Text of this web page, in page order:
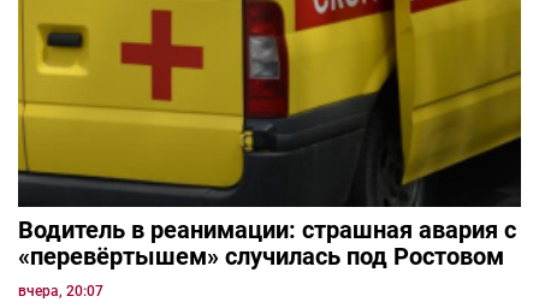
Водитель в реанимации: страшная авария с
«перевёртышем» случилась под Ростовом
вчера, 20:07